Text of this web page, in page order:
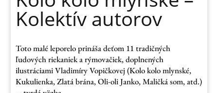
Kolektív autorov
Toto malé leporelo prináša deťom 11 tradičných
ľudových riekaniek a rýmovačiek, doplnených
ilustráciami Vladimíry Vopičkovej (Kolo kolo mlynské,
Kukulienka, Zlatá brána, Oli-oli Janko, Maličká som, atd.)